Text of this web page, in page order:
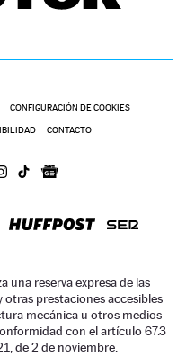
CONFIGURACIÓN DE COOKIES
CONTACTO
una reserva expresa de las
otras prestaciones accesibles
mecánica u otros medios
con el artículo 67.3
de 2 de noviembre.